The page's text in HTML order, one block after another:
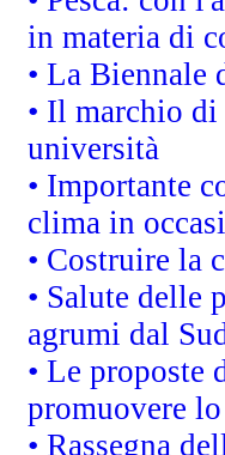
in materia di
• La Biennale
• Il marchio
università
• Importante
clima in
• Costruire la
• Salute delle
agrumi dal
• Le proposte
promuovere
• Rassegna